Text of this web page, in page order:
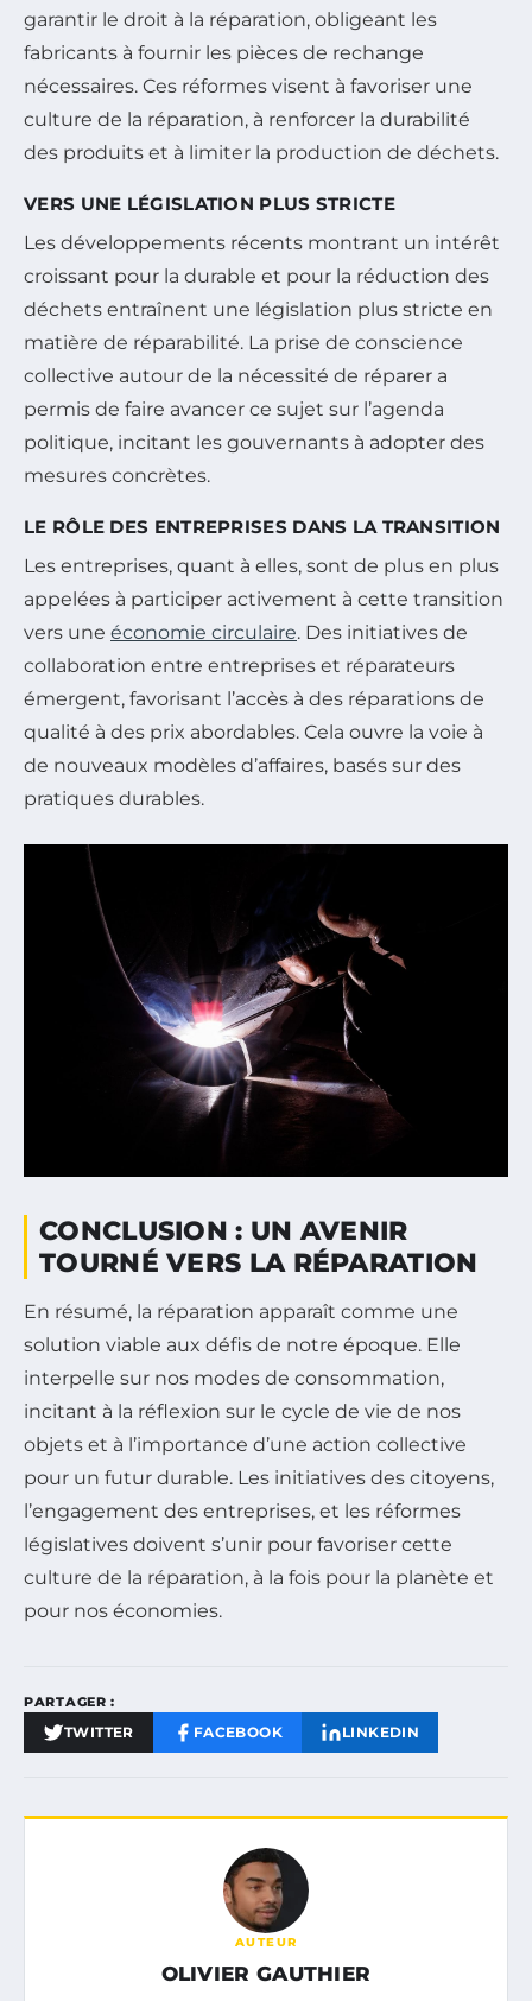
garantir le droit à la réparation, obligeant les
fabricants à fournir les pièces de rechange
nécessaires. Ces réformes visent à favoriser une
culture de la réparation, à renforcer la durabilité
des produits et à limiter la production de déchets.
VERS UNE LÉGISLATION PLUS STRICTE
Les développements récents montrant un intérêt
croissant pour la durable et pour la réduction des
déchets entraînent une législation plus stricte en
matière de réparabilité. La prise de conscience
collective autour de la nécessité de réparer a
permis de faire avancer ce sujet sur l’agenda
politique, incitant les gouvernants à adopter des
mesures concrètes.
LE RÔLE DES ENTREPRISES DANS LA TRANSITION
Les entreprises, quant à elles, sont de plus en plus
appelées à participer activement à cette transition
vers une économie circulaire. Des initiatives de
collaboration entre entreprises et réparateurs
émergent, favorisant l’accès à des réparations de
qualité à des prix abordables. Cela ouvre la voie à
de nouveaux modèles d’affaires, basés sur des
pratiques durables.
CONCLUSION : UN AVENIR
TOURNÉ VERS LA RÉPARATION
En résumé, la réparation apparaît comme une
solution viable aux défis de notre époque. Elle
interpelle sur nos modes de consommation,
incitant à la réflexion sur le cycle de vie de nos
objets et à l’importance d’une action collective
pour un futur durable. Les initiatives des citoyens,
l’engagement des entreprises, et les réformes
législatives doivent s’unir pour favoriser cette
culture de la réparation, à la fois pour la planète et
pour nos économies.
PARTAGER :
TWITTER FACEBOOK LINKEDIN
AUTEUR
OLIVIER GAUTHIER